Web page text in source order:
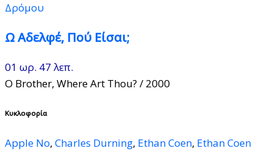
Δρόμου
Ω Αδελφέ, Πού Είσαι;
01 ωρ. 47 λεπ.
O Brother, Where Art Thou? / 2000
Κυκλοφορία
Apple No, Charles Durning, Ethan Coen, Ethan Coen